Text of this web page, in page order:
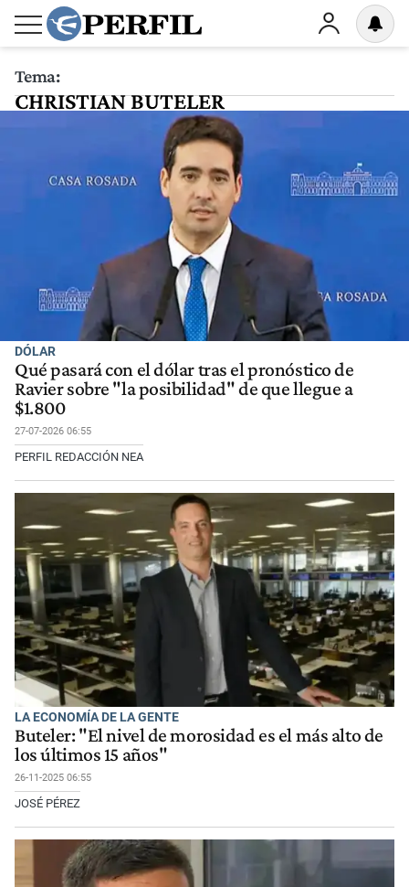
Tema:
CHRISTIAN BUTELER
DÓLAR
Qué pasará con el dólar tras el pronóstico de
Ravier sobre "la posibilidad" de que llegue a
$1.800
27-07-2026 06:55
PERFIL REDACCIÓN NEA
LA ECONOMÍA DE LA GENTE
Buteler: "El nivel de morosidad es el más alto de
los últimos 15 años"
26-11-2025 06:55
JOSÉ PÉREZ